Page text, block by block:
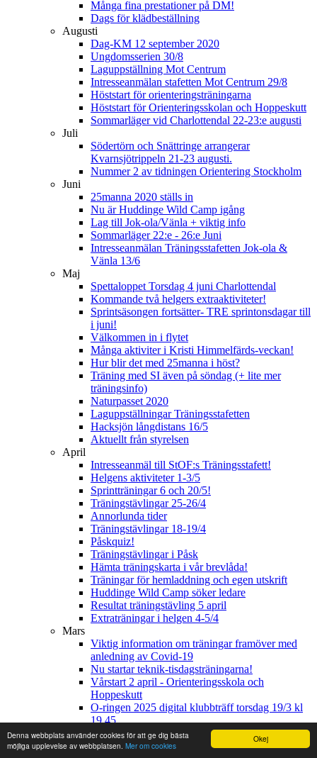
Okej
Denna webbplats använder cookies för att ge dig bästa
möjliga upplevelse av webbplatsen. Mer om cookies
Många fina prestationer på DM!
Dags för klädbeställning
Augusti
Dag-KM 12 september 2020
Ungdomsserien 30/8
Laguppställning Mot Centrum
Intresseanmälan stafetten Mot Centrum 29/8
Höststart för orienteringsträningarna
Höststart för Orienteringsskolan och Hoppeskutt
Sommarläger vid Charlottendal 22-23:e augusti
Juli
Södertörn och Snättringe arrangerar
Kvarnsjötrippeln 21-23 augusti.
Nummer 2 av tidningen Orientering Stockholm
Juni
25manna 2020 ställs in
Nu är Huddinge Wild Camp igång
Lag till Jok-ola/Vänla + viktig info
Sommarläger 22:e - 26:e Juni
Intresseanmälan Träningsstafetten Jok-ola &
Vänla 13/6
Maj
Spettaloppet Torsdag 4 juni Charlottendal
Kommande två helgers extraaktiviteter!
Sprintsäsongen fortsätter- TRE sprintonsdagar till
i juni!
Välkommen in i flytet
Många aktiviter i Kristi Himmelfärds-veckan!
Hur blir det med 25manna i höst?
Träning med SI även på söndag (+ lite mer
träningsinfo)
Naturpasset 2020
Laguppställningar Träningsstafetten
Hacksjön långdistans 16/5
Aktuellt från styrelsen
April
Intresseanmäl till StOF:s Träningsstafett!
Helgens aktiviteter 1-3/5
Sprintträningar 6 och 20/5!
Träningstävlingar 25-26/4
Annorlunda tider
Träningstävlingar 18-19/4
Påskquiz!
Träningstävlingar i Påsk
Hämta träningskarta i vår brevlåda!
Träningar för hemladdning och egen utskrift
Huddinge Wild Camp söker ledare
Resultat träningstävling 5 april
Extraträningar i helgen 4-5/4
Mars
Viktig information om träningar framöver med
anledning av Covid-19
Nu startar teknik-tisdagsträningarna!
Vårstart 2 april - Orienteringsskola och
Hoppeskutt
O-ringen 2025 digital klubbträff torsdag 19/3 kl
19.45.
Vårens träningar och träningstips i coronatid
Angående coronaviruset och klubbens